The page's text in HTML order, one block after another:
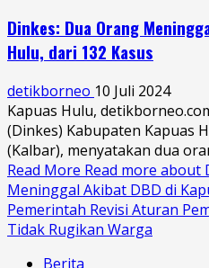
Dinkes: Dua Orang
Hulu, dari 132 Kasus
detikborneo 10 Juli 2024
Kapuas Hulu,
(Dinkes) Kabupaten Kapuas
(Kalbar), menyatakan dua
Read More Read more about
Meninggal Akibat DBD di
Pemerintah Revisi Aturan
Tidak Rugikan Warga
Berita